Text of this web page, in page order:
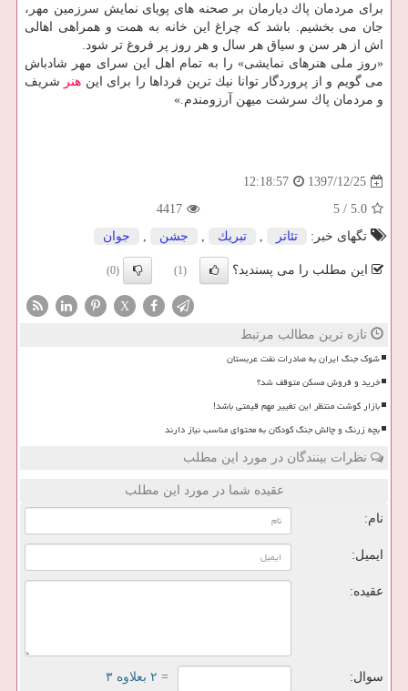
برای مردمان پاك دیارمان بر صحنه های پویای نمایش سرزمین مهر،
جان می بخشیم. باشد كه چراغ این خانه به همت و همراهی اهالی
اش از هر سن و سیاق هر سال و هر روز پر فروغ تر شود.
«روز ملی هنرهای نمایشی» را به تمام اهل این سرای مهر شادباش
می گویم و از پروردگار توانا نیك ترین فرداها را برای این هنر شریف
و مردمان پاك سرشت میهن آرزومندم.»
1397/12/25
12:18:57
5.0
/
5
4417
تگهای خبر:
تئاتر , تبریك , جشن , جوان
این مطلب را می پسندید؟ (1)
(0)
X
تازه ترین مطالب مرتبط
شوک جنگ ایران به صادرات نفت عربستان
خرید و فروش مسکن متوقف شد؟
بازار گوشت منتظر این تغییر مهم قیمتی باشد!
بچه زرنگ و چالش جنگ کودکان به محتوای مناسب نیاز دارند
نظرات بینندگان در مورد این مطلب
عقیده شما در مورد این مطلب
نام:
ایمیل:
عقیده:
سوال: = ۲ بعلاوه ۳